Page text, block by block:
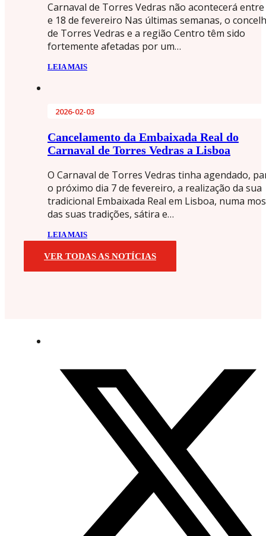
Carnaval de Torres Vedras não acontecerá entre
e 18 de fevereiro Nas últimas semanas, o
de Torres Vedras e a região Centro têm sido
fortemente afetadas por um…
LEIA MAIS
2026-02-03
Cancelamento da Embaixada Real do
Carnaval de Torres Vedras a Lisboa
O Carnaval de Torres Vedras tinha agendado,
o próximo dia 7 de fevereiro, a realização da sua
tradicional Embaixada Real em Lisboa, numa
das suas tradições, sátira e…
LEIA MAIS
VER TODAS AS NOTÍCIAS